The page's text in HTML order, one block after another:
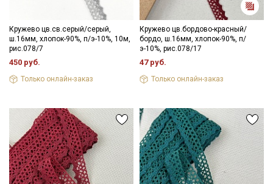
Кружево цв.св.серый/серый,
ш.16мм, хлопок-90%, п/э-10%, 10м,
рис.078/7
450 руб.
Только онлайн-заказ
Кружево цв.бордово-красный/
бордо, ш.16мм, хлопок-90%, п/
э-10%, рис.078/17
47 руб.
Только онлайн-заказ